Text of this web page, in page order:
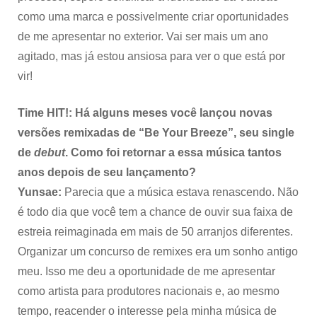
como uma marca e possivelmente criar oportunidades
de me apresentar no exterior. Vai ser mais um ano
agitado, mas já estou ansiosa para ver o que está por
vir!
Time HIT!: Há alguns meses você lançou novas
versões remixadas de “Be Your Breeze”, seu single
de debut. Como foi retornar a essa música tantos
anos depois de seu lançamento?
Yunsae: Parecia que a música estava renascendo. Não
é todo dia que você tem a chance de ouvir sua faixa de
estreia reimaginada em mais de 50 arranjos diferentes.
Organizar um concurso de remixes era um sonho antigo
meu. Isso me deu a oportunidade de me apresentar
como artista para produtores nacionais e, ao mesmo
tempo, reacender o interesse pela minha música de